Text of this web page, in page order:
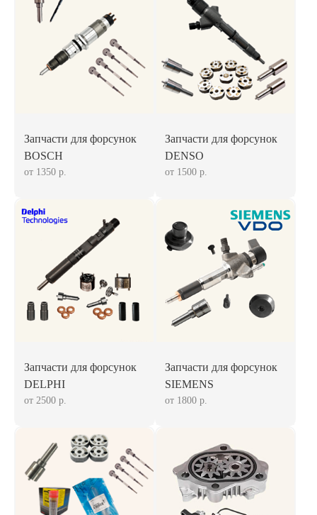
Запчасти для форсунок
BOSCH
от 1350 р.
Запчасти для форсунок
DENSO
от 1500 р.
Запчасти для форсунок
DELPHI
от 2500 р.
Запчасти для форсунок
SIEMENS
от 1800 р.